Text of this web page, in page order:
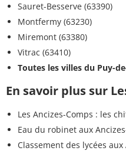
Sauret-Besserve (63390)
Montfermy (63230)
Miremont (63380)
Vitrac (63410)
Toutes les villes du Puy-
En savoir plus sur
Les Ancizes-Comps : les
Eau du robinet aux
Classement des lycées aux